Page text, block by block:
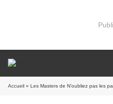
Accueil » Les Masters de N'oubliez pas les paroles